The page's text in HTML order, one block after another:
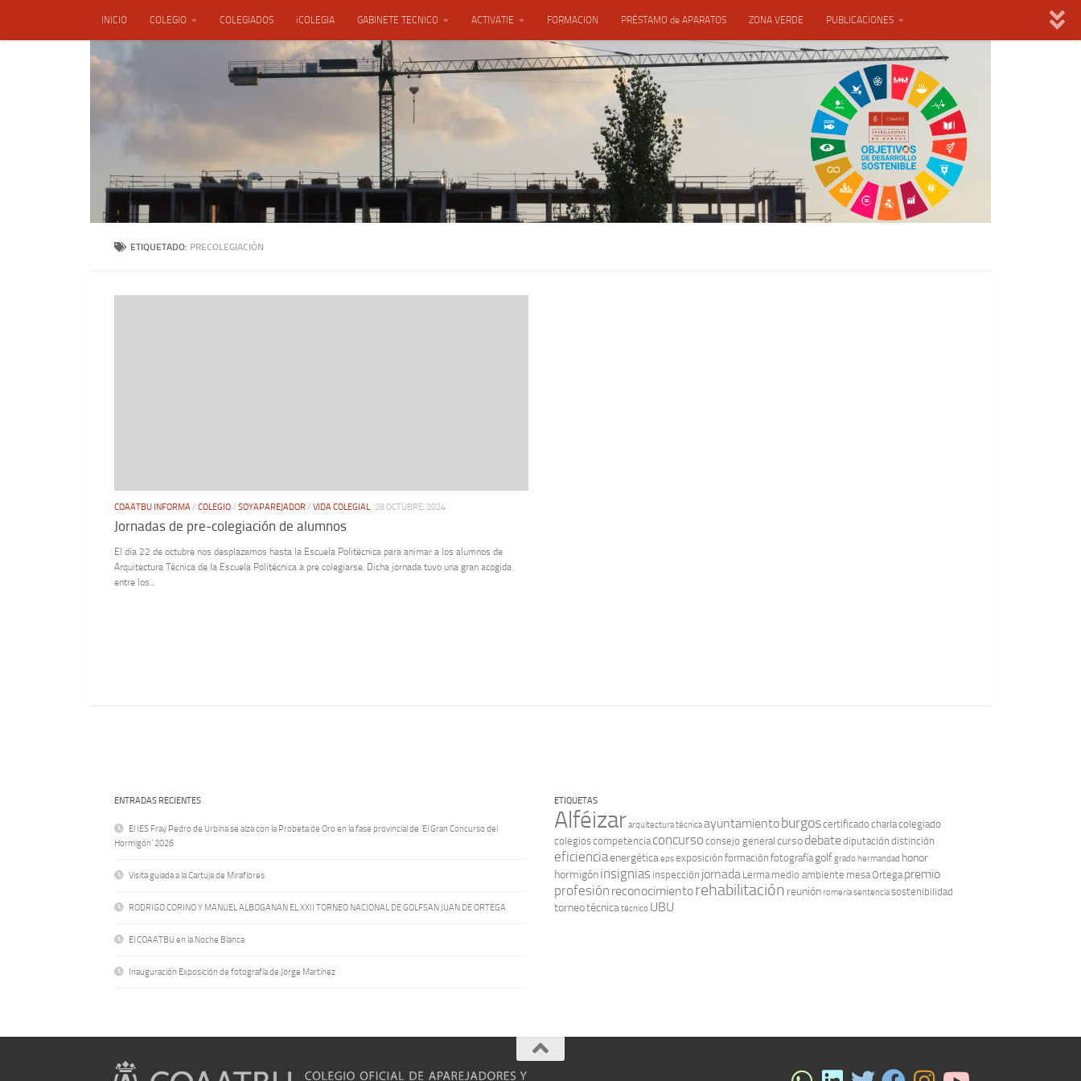
INICIO COLEGIO COLEGIADOS iCOLEGIA GABINETE TECNICO ACTIVATIE FORMACION PRÉSTAMO de APARATOS ZONA VERDE PUBLICACIONES
ENSACON, S.L.
ETIQUETADO: PRECOLEGIACIÓN
COAATBU INFORMA/ COLEGIO/ SOYAPAREJADOR/ VIDA COLEGIAL 28 OCTUBRE, 2024
Jornadas de pre-colegiación de alumnos
El día 22 de octubre nos desplazamos hasta la Escuela Politécnica para animar a los alumnos de
Arquitectura Técnica de la Escuela Politécnica a pre colegiarse. Dicha jornada tuvo una gran acogida
entre los...
ENTRADAS RECIENTES
El IES Fray Pedro de Urbina se alza con la Probeta de Oro en la fase provincial de ‘El Gran Concurso del
Hormigón’ 2026
Visita guiada a la Cartuja de Miraflores
RODRIGO CORINO Y MANUEL ALBOGANAN EL XXII TORNEO NACIONAL DE GOLFSAN JUAN DE ORTEGA
El COAATBU en la Noche Blanca
Inauguración Exposición de fotografía de Jorge Martínez
ETIQUETAS
Alféizararquitectura técnicaayuntamientoburgoscertificado charlacolegiado
colegioscompetencia concurso consejo general cursodebatediputación distinción
eficienciaenergéticaepsexposición formación fotografía golfgradohermandad honor
hormigóninsignias inspección jornada Lerma medio ambiente mesaOrtega premio
profesión reconocimientorehabilitación reuniónromeríasentenciasostenibilidad
torneotécnicatécnico UBU